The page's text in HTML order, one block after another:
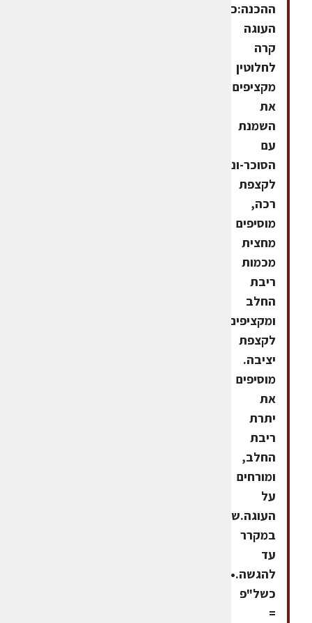
ההכנה:כאשר
העוגה
קרה
לחלוטין
מקציפים
את
השמנת
עם
הסוכר-וניל
לקצפת
רכה,
מוסיפים
מחצית
מכמות
ריבת
החלב
ומקציפים
לקצפת
יציבה.
מוסיפים
את
יתרת
ריבת
החלב,
ומורחים
על
העוגה.שומרים
במקרר
עד
להגשה.•
כשל"פ
=